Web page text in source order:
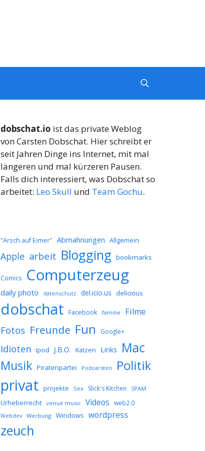
dobschat.io ist das private Weblog
von Carsten Dobschat. Hier schreibt er
seit Jahren Dinge ins Internet, mit mal
längeren und mal kürzeren Pausen.
Falls dich interessiert, was Dobschat so
arbeitet: Leo Skull und Team Gochu.
"Arsch auf Eimer" Abmahnungen Allgemein
Apple arbeit Blogging bookmarks
Comics Computerzeug
daily photo datenschutz del.icio.us delicious
dobschat Facebook familie Filme
Fotos Freunde Fun Google+
Idioten ipod J.B.O. Katzen Links Mac
Musik Piratenpartei Podcarsten Politik
privat projekte Sex Slick's Kitchen SPAM
Urheberrecht venue music Videos web2.0
Webdev Werbung Windows wordpress
zeuch